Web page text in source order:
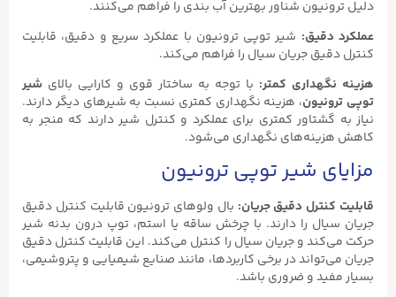
دلیل ترونیون شناور بهترین آب بندی را فراهم می‌کنند.
عملکرد دقیق: شیر توپی ترونیون با عملکرد سریع و دقیق، قابلیت
کنترل دقیق جریان سیال را فراهم می‌کند.
هزینه نگهداری کمتر: با توجه به ساختار قوی و کارایی بالای شیر
توپی ترونیون، هزینه نگهداری کمتری نسبت به شیرهای دیگر دارند.
نیاز به گشتاور کمتری برای عملکرد و کنترل شیر دارند که منجر به
کاهش هزینه‌های نگهداری می‌شود.
مزایای شیر توپی ترونیون
قابلیت کنترل دقیق جریان: بال ولوهای ترونیون قابلیت کنترل دقیق
جریان سیال را دارند. با چرخش ساقه یا استم، توپ درون بدنه شیر
حرکت می‌کند و جریان سیال را کنترل می‌کند. این قابلیت کنترل دقیق
جریان می‌تواند در برخی کاربردها، مانند صنایع شیمیایی و پتروشیمی،
بسیار مفید و ضروری باشد.